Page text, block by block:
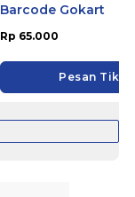
Barcode Gokart
Rp 65.000
Pesan Tiket